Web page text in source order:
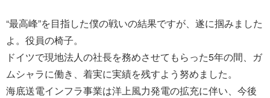
“最高峰”を目指した僕の戦いの結果ですが、遂に掴みました
よ。役員の椅子。
ドイツで現地法人の社長を務めさせてもらった5年の間、ガ
ムシャラに働き、着実に実績を残すよう努めました。
海底送電インフラ事業は洋上風力発電の拡充に伴い、今後